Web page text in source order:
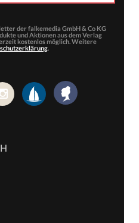
der falkemedia GmbH & Co KG
und Aktionen aus dem Verlag
kostenlos möglich. Weitere
.